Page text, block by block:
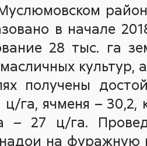
в начале
28 тыс. га
культур,
получены
га, ячменя – 30,2,
27 ц/га.
на фуражную